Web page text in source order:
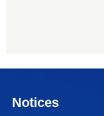
Notices